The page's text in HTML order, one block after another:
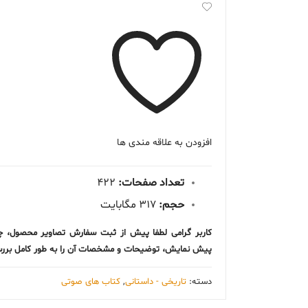
اثر
Geraldine
Brooks
عدد
افزودن به علاقه مندی ها
تعداد صفحات: 422
حجم:
کاربر گرامی لطفا پیش از ثبت سفارش تصاویر محصول،
پیش نمایش، توضیحات و مشخصات آن را به طور کامل
دسته: تاریخی - داستانی, کتاب های صوتی